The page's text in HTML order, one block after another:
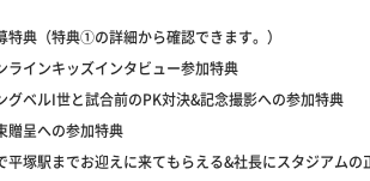
典（特典①の詳細から確認できます。）
ラインキッズインタビュー参加特典
グベルI世と試合前のPK対決&記念撮影への参加特典
贈呈への参加特典
平塚駅までお迎えに来てもらえる&社長にスタジアム